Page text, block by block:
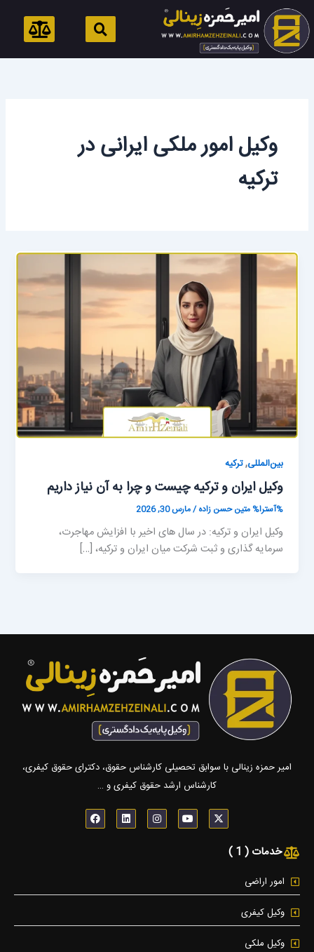
پرش
به
محتوا
وکیل امور ملکی ایرانی در
ترکیه
بین‌المللی,ترکیه
وکیل ایران و ترکیه چیست و چرا به آن نیاز داریم
%آسترا%متین حسن زاده/مارس 30, 2026
وکیل ایران و ترکیه: در سال های اخیر با افزایش مهاجرت،
سرمایه گذاری و ثبت شرکت میان ایران و ترکیه، […]
امیر حمزه زینالی با سوابق تحصیلی کارشناس حقوق، دکترای حقوق کیفری،
کارشناس ارشد حقوق کیفری و …
X
-
t
r
Y
o
u
I
n
s
m
L
i
n
F
a
c
خدمات ( 1 )
امور اراضی
وکیل کیفری
وکیل ملکی